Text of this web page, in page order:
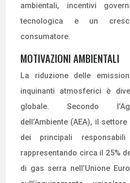
ambientali, incentivi
tecnologica e un
consumatore.
MOTIVAZIONI AMBIENTALI
La riduzione delle
inquinanti atmosferici è
globale. Secondo
dell’Ambiente (AEA), il
dei principali
rappresentando circa il 25%
di gas serra nell’Unione